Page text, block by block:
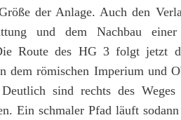
der Anlage. Auch den
und dem Nachbau einer
Route des HG 3 folgt jetzt
dem römischen Imperium und
sind rechts des Weges
Ein schmaler Pfad läuft